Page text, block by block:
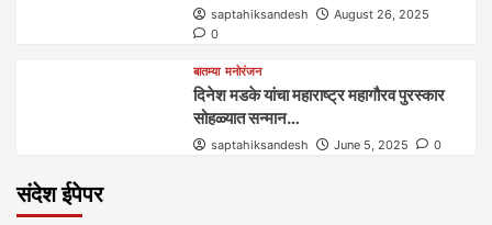
saptahiksandesh
August 26, 2025
0
बातम्या मनोरंजन
दिनेश मडके यांचा महाराष्ट्र महागौरव‌ पुरस्कार‌‌‌
सोहळ्यात सन्मान…
saptahiksandesh June 5, 2025 0
संदेश ईपेपर